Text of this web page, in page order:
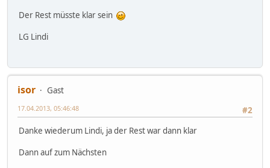
Der Rest müsste klar sein
LG Lindi
isor
Gast
#2
17.04.2013, 05:46:48
Danke wiederum Lindi, ja der Rest war dann klar
Dann auf zum Nächsten